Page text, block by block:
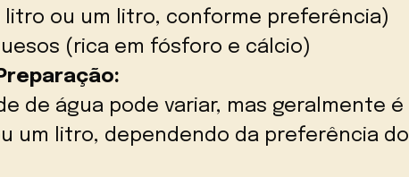
litro ou um litro, conforme preferência)
(rica em fósforo e cálcio)
de água pode variar, mas geralmente é
um litro, dependendo da preferência do